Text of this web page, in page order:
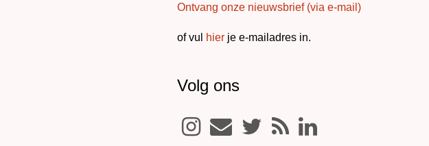
Ontvang onze nieuwsbrief (via e-mail)
of vul hier je e-mailadres in.
Volg ons